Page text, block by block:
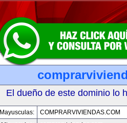
El dueño de este dominio lo
Mayusculas:
COMPRARVIVIENDAS.COM